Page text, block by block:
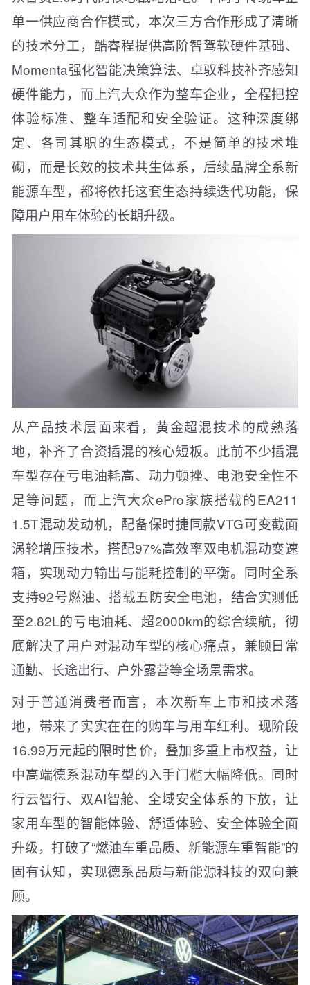
单一供应商合作模式，本次三方合作形成了清晰
的技术分工，酷睿程提供高阶智驾软硬件基础、
Momenta强化智能决策算法、卓驭科技补齐感知
硬件能力，而上汽大众作为整车企业，全程把控
体验标准、整车适配和安全验证。这种深度绑
定、各司其职的生态模式，不是简单的技术堆
砌，而是长效的技术共生体系，后续品牌全系新
能源车型，都将依托这套生态持续迭代功能，保
障用户用车体验的长期升级。
从产品技术层面来看，黄金超混技术的成熟落
地，补齐了合资插混的核心短板。此前不少插混
车型存在亏电油耗高、动力顿挫、电池安全性不
足等问题，而上汽大众ePro家族搭载的EA211
1.5T混动发动机，配备保时捷同款VTG可变截面
涡轮增压技术，搭配97%高效率双电机混动变速
箱，实现动力输出与能耗控制的平衡。同时全系
支持92号燃油、搭载五防安全电池，结合实测低
至2.82L的亏电油耗、超2000km的综合续航，彻
底解决了用户对混动车型的核心痛点，兼顾日常
通勤、长途出行、户外露营等全场景需求。
对于普通消费者而言，本次新车上市和技术落
地，带来了实实在在的购车与用车红利。现阶段
16.99万元起的限时售价，叠加多重上市权益，让
中高端德系混动车型的入手门槛大幅降低。同时
行云智行、双AI智舱、全域安全体系的下放，让
家用车型的智能体验、舒适体验、安全体验全面
升级，打破了“燃油车重品质、新能源车重智能”的
固有认知，实现德系品质与新能源科技的双向兼
顾。